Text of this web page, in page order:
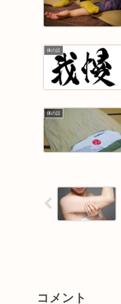
体の話
体の話
コメント